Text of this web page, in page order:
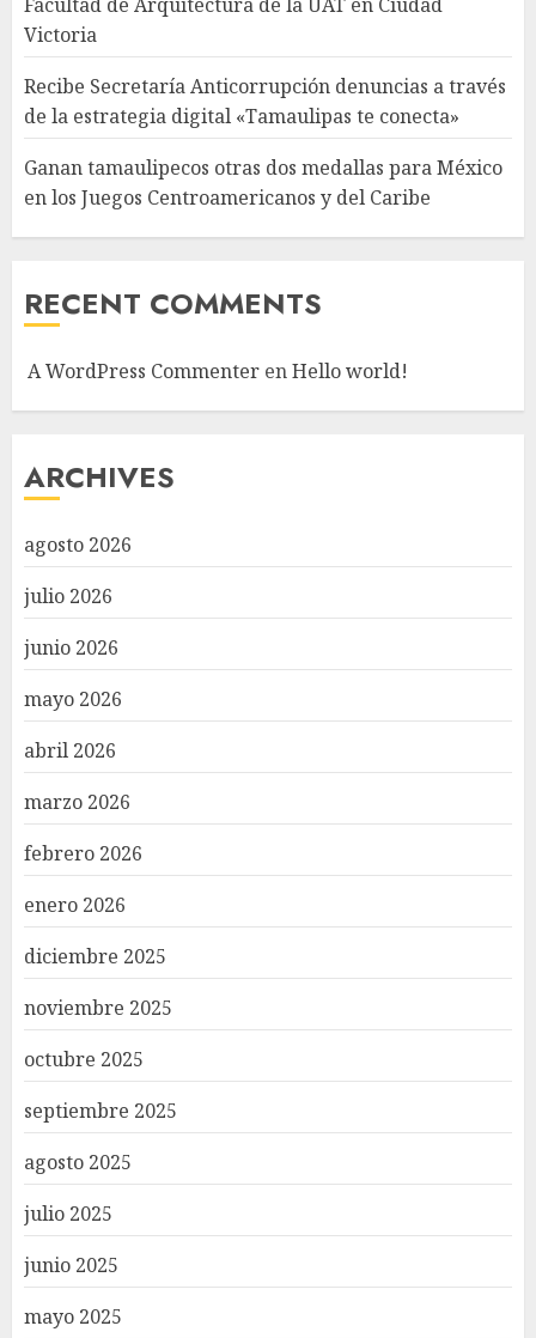
Facultad de Arquitectura de la UAT en Ciudad
Victoria
Recibe Secretaría Anticorrupción denuncias a través
de la estrategia digital «Tamaulipas te conecta»
Ganan tamaulipecos otras dos medallas para México
en los Juegos Centroamericanos y del Caribe
RECENT COMMENTS
A WordPress Commenter enHello world!
ARCHIVES
agosto 2026
julio 2026
junio 2026
mayo 2026
abril 2026
marzo 2026
febrero 2026
enero 2026
diciembre 2025
noviembre 2025
octubre 2025
septiembre 2025
agosto 2025
julio 2025
junio 2025
mayo 2025